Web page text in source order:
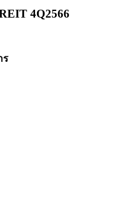
4Q2566
ร